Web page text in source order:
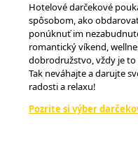
Hotelové darčekové
spôsobom, ako
ponúknuť im
romantický víkend,
dobrodružstvo, vždy je to
Tak neváhajte a darujte
radosti a relaxu!
Pozrite si výber